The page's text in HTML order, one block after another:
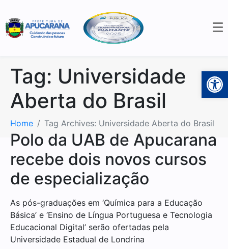
Tag: Universidade
Aberta do Brasil
Home Tag Archives: Universidade Aberta do Brasil
Polo da UAB de Apucarana
recebe dois novos cursos
de especialização
As pós-graduações em ‘Química para a Educação
Básica’ e ‘Ensino de Língua Portuguesa e Tecnologia
Educacional Digital’ serão ofertadas pela
Universidade Estadual de Londrina